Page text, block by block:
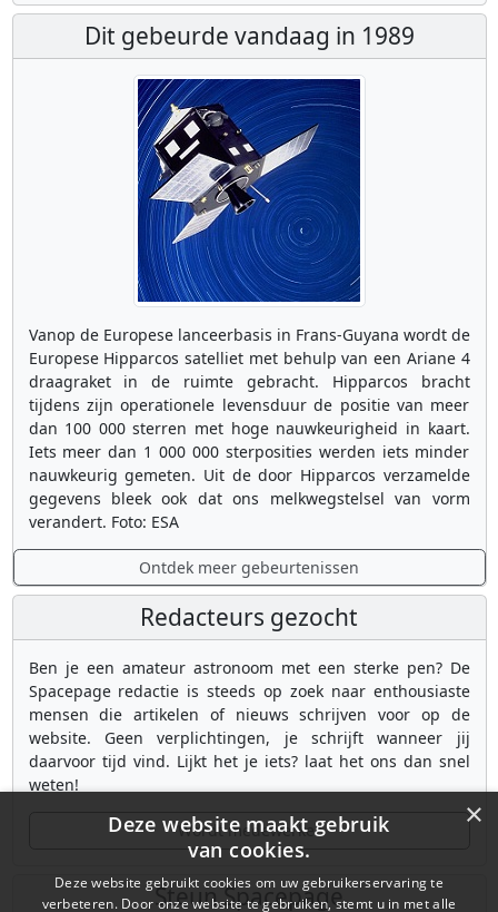
Dit gebeurde vandaag in 1989
Vanop de Europese lanceerbasis in Frans-Guyana wordt de
Europese Hipparcos satelliet met behulp van een Ariane 4
draagraket in de ruimte gebracht. Hipparcos bracht
tijdens zijn operationele levensduur de positie van meer
dan 100 000 sterren met hoge nauwkeurigheid in kaart.
Iets meer dan 1 000 000 sterposities werden iets minder
nauwkeurig gemeten. Uit de door Hipparcos verzamelde
gegevens bleek ook dat ons melkwegstelsel van vorm
verandert. Foto: ESA
Ontdek meer gebeurtenissen
Redacteurs gezocht
Ben je een amateur astronoom met een sterke pen? De
Spacepage redactie is steeds op zoek naar enthousiaste
mensen die artikelen of nieuws schrijven voor op de
website. Geen verplichtingen, je schrijft wanneer jij
daarvoor tijd vind. Lijkt het je iets? laat het ons dan snel
weten!
Wordt medewerker
Steun Spacepage
×
Deze website maakt gebruik
van cookies.
Deze website gebruikt cookies om uw gebruikerservaring te
verbeteren. Door onze website te gebruiken, stemt u in met alle